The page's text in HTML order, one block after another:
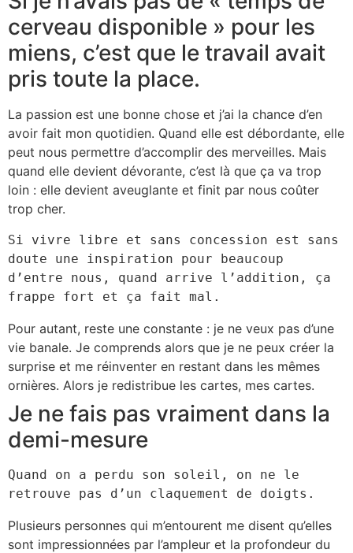
cerveau disponible » pour les
miens, c’est que le travail avait
pris toute la place.
La passion est une bonne chose et j’ai la chance d’en
avoir fait mon quotidien. Quand elle est débordante, elle
peut nous permettre d’accomplir des merveilles. Mais
quand elle devient dévorante, c’est là que ça va trop
loin : elle devient aveuglante et finit par nous coûter
trop cher.
Si vivre libre et sans concession est sans
doute une inspiration pour beaucoup
d’entre nous, quand arrive l’addition, ça
frappe fort et ça fait mal.
Pour autant, reste une constante : je ne veux pas d’une
vie banale. Je comprends alors que je ne peux créer la
surprise et me réinventer en restant dans les mêmes
ornières. Alors je redistribue les cartes, mes cartes.
Je ne fais pas vraiment dans la
demi-mesure
Quand on a perdu son soleil, on ne le
retrouve pas d’un claquement de doigts.
Plusieurs personnes qui m’entourent me disent qu’elles
sont impressionnées par l’ampleur et la profondeur du